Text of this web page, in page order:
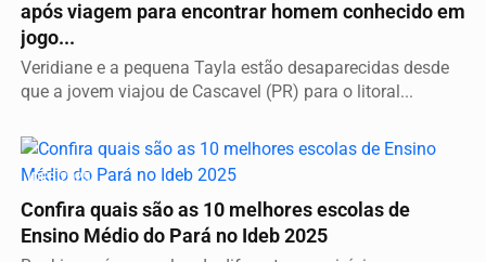
após viagem para encontrar homem conhecido em
jogo...
Veridiane e a pequena Tayla estão desaparecidas desde
que a jovem viajou de Cascavel (PR) para o litoral...
IDEB 2025
Confira quais são as 10 melhores escolas de
Ensino Médio do Pará no Ideb 2025